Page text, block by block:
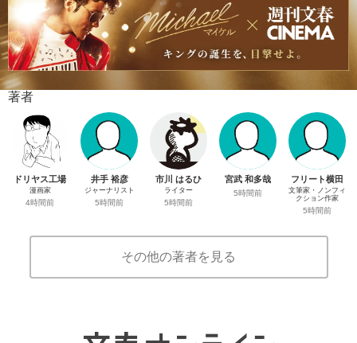
著者
ドリヤス工場
漫画家
4時間前
井手 裕彦
ジャーナリスト
5時間前
市川 はるひ
ライター
5時間前
宮武 和多哉
5時間前
フリート横田
文筆家・ノンフィ
クション作家
5時間前
その他の著者を見る